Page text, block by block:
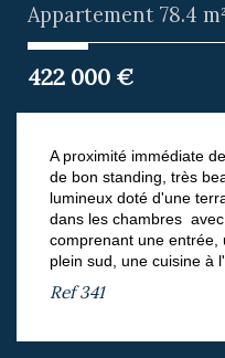
Appartement 78.4
422 000 €
A proximité immédiate
de bon standing, très
lumineux doté d'une
dans les chambres
comprenant une entrée,
plein sud, une cuisine à
Ref341